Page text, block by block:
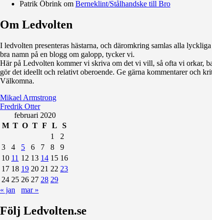
Patrik Öbrink om Berneklint/Stålhandske till Bro
Om Ledvolten
I ledvolten presenteras hästarna, och däromkring samlas alla
bra namn på en blogg om galopp, tycker vi.
Här på Ledvolten kommer vi skriva om det vi vill, så ofta vi orkar,
gör det ideellt och relativt oberoende. Ge gärna kommentarer och
Välkomna.
Mikael Armstrong
Fredrik Otter
februari 2020
M T O T F L
S
1
2
3
4 5 6 7 8
9
10 11 12 13 14 15 16
17 18 19 20 21 22 23
24 25 26 27 28 29
« jan
mar »
Följ Ledvolten.se